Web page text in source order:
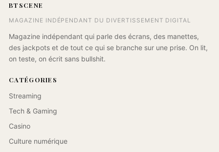
BTSCENE
MAGAZINE INDÉPENDANT DU DIVERTISSEMENT DIGITAL
Magazine indépendant qui parle des écrans, des manettes,
des jackpots et de tout ce qui se branche sur une prise. On lit,
on teste, on écrit sans bullshit.
CATÉGORIES
Streaming
Tech & Gaming
Casino
Culture numérique